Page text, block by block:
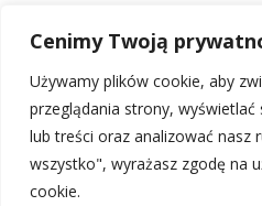
Cenimy Twoją
Używamy plików cookie, aby
przeglądania strony,
lub treści oraz analizować nasz
wszystko", wyrażasz zgodę na
cookie.